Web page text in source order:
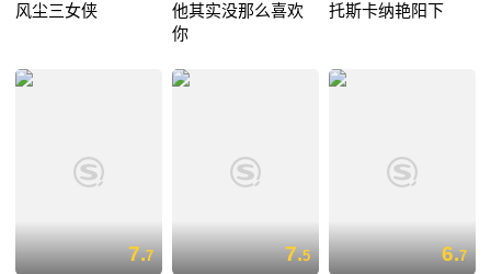
风尘三女侠
他其实没那么喜欢
你
托斯卡纳艳阳下
7.7 7.5 6.7